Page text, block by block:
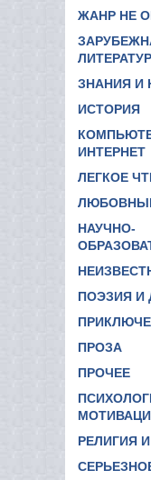
ЖАНР НЕ
ЗНАНИЯ И
ИСТОРИЯ
ИНТЕРНЕТ
ЛЕГКОЕ
НАУЧНО-
ПОЭЗИЯ И
ПРОЗА
ПРОЧЕЕ
РЕЛИГИЯ